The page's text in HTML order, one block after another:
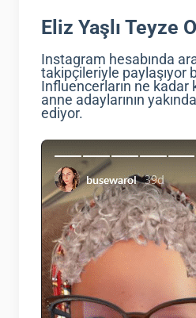
Eliz Yaşlı Teyze
Instagram hesabında
takipçileriyle paylaşıyor
Influencerların ne kadar
anne adaylarının
ediyor.